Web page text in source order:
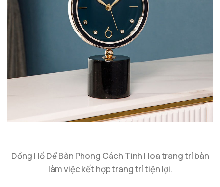
Đồng Hồ Để Bàn Phong Cách Tinh Hoa trang trí bàn
làm việc kết hợp trang trí tiện lợi.